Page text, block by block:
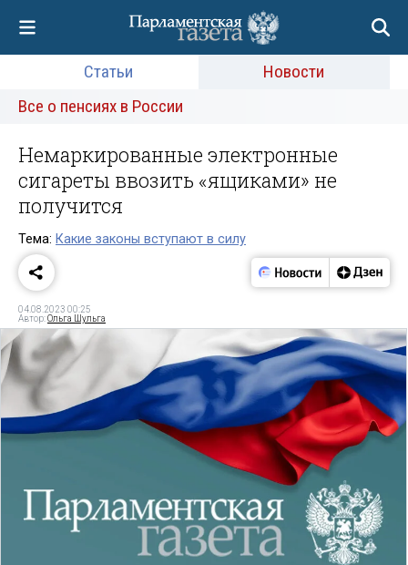
Статьи
Новости
Все о пенсиях в России
Немаркированные электронные
сигареты ввозить «ящиками» не
получится
Тема: Какие законы вступают в силу
04.08.2023 00:25
Автор:Ольга Шульга